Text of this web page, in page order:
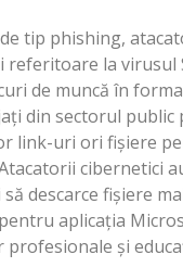
tip phishing,
la virusul
de muncă în
din sectorul
link-uri ori fișiere
cibernetici
descarce fișiere
aplicația
și